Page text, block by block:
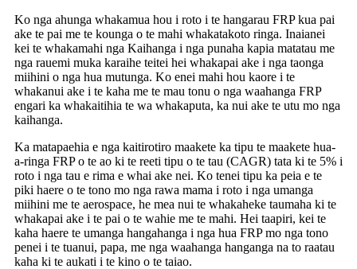
Ko nga ahunga whakamua hou i roto i te hangarau FRP kua pai
ake te pai me te kounga o te mahi whakatakoto ringa. Inaianei
kei te whakamahi nga Kaihanga i nga punaha kapia matatau me
nga rauemi muka karaihe teitei hei whakapai ake i nga taonga
miihini o nga hua mutunga. Ko enei mahi hou kaore i te
whakanui ake i te kaha me te mau tonu o nga waahanga FRP
engari ka whakaitihia te wa whakaputa, ka nui ake te utu mo nga
kaihanga.
Ka matapaehia e nga kaitirotiro maakete ka tipu te maakete hua-
a-ringa FRP o te ao ki te reeti tipu o te tau (CAGR) tata ki te 5% i
roto i nga tau e rima e whai ake nei. Ko tenei tipu ka peia e te
piki haere o te tono mo nga rawa mama i roto i nga umanga
miihini me te aerospace, he mea nui te whakaheke taumaha ki te
whakapai ake i te pai o te wahie me te mahi. Hei taapiri, kei te
kaha haere te umanga hangahanga i nga hua FRP mo nga tono
penei i te tuanui, papa, me nga waahanga hanganga na to raatau
kaha ki te aukati i te kino o te taiao.